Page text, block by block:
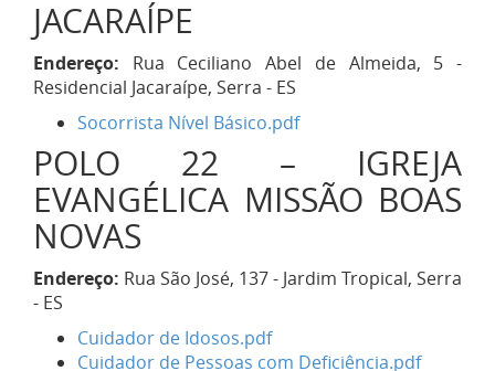
JACARAÍPE
Endereço:
Rua Ceciliano Abel de Almeida, 5 -
Residencial Jacaraípe, Serra - ES
Socorrista Nível Básico.pdf
POLO 22 – IGREJA
EVANGÉLICA MISSÃO BOAS
NOVAS
Endereço: Rua São José, 137 - Jardim Tropical, Serra
- ES
Cuidador de Idosos.pdf
Cuidador de Pessoas com Deficiência.pdf